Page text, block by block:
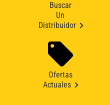
Buscar
Un
Distribuidor
Ofertas
Actuales